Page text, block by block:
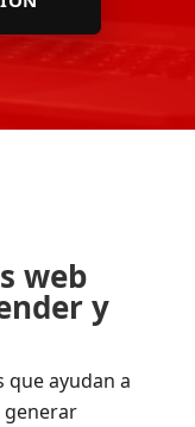
web
y
que ayudan a